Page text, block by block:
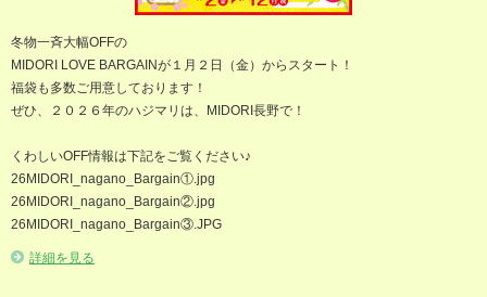
冬物一斉大幅OFFの
MIDORI LOVE BARGAINが１月２日（金）からスタート！
福袋も多数ご用意しております！
ぜひ、２０２６年のハジマリは、MIDORI長野で！
くわしいOFF情報は下記をご覧ください♪
26MIDORI_nagano_Bargain①.jpg
26MIDORI_nagano_Bargain②.jpg
26MIDORI_nagano_Bargain③.JPG
詳細を見る